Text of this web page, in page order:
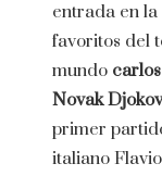
entrada en
favoritos del
mundo
Novak
primer
italiano